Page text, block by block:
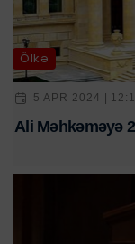
Ölkə
5 APR 2024 |
Ali Məhkəməyə